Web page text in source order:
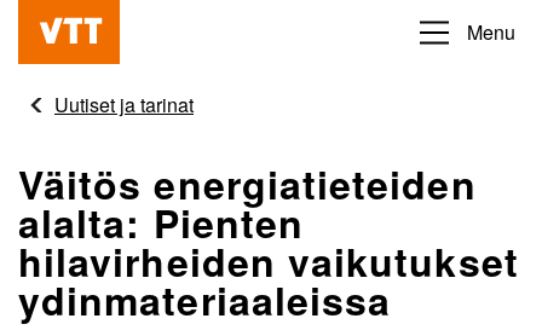
Hyppää
pääsisältöön
Beyond
obvious
Menu
Uutiset ja tarinat
Väitös energiatieteiden
alalta: Pienten
hilavirheiden vaikutukset
ydinmateriaaleissa